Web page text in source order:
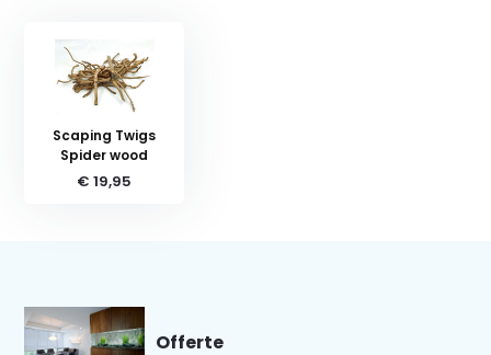
Scaping Twigs
Spider wood
€ 19,95
Offerte